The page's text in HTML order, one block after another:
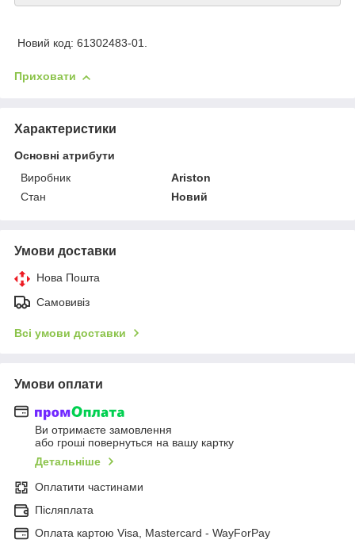
Новий код: 61302483-01.
Приховати
Характеристики
Основні атрибути
Виробник
Ariston
Стан
Новий
Умови доставки
Нова Пошта
Самовивіз
Всі умови доставки
Умови оплати
Ви отримаєте замовлення
або гроші повернуться на вашу картку
Детальніше
Оплатити частинами
Післяплата
Оплата картою Visa, Mastercard - WayForPay